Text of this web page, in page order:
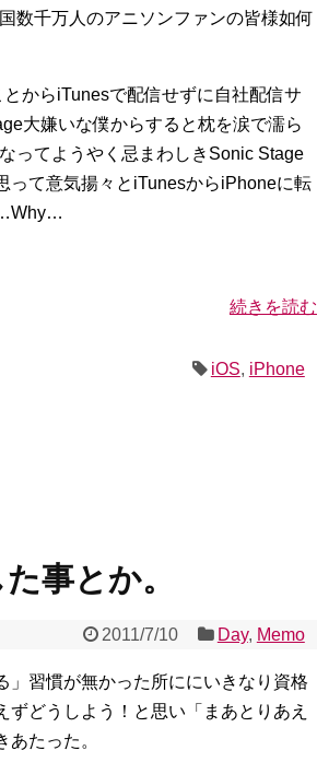
数千万人のアニソンファンの皆様如何
からiTunesで配信せずに自社配信サ
大嫌いな僕からすると枕を涙で濡ら
ってようやく忌まわしきSonic Stage
って意気揚々とiTunesからiPhoneに転
続きを読む
iOS, iPhone
事とか。
2011/7/10 Day, Memo
」習慣が無かった所ににいきなり資格
どうしよう！と思い「まあとりあえ
たった。